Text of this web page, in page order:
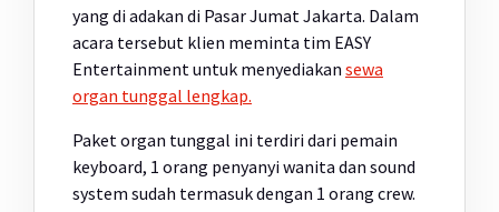
yang di adakan di Pasar Jumat Jakarta. Dalam
acara tersebut klien meminta tim EASY
Entertainment untuk menyediakan sewa
organ tunggal lengkap.
Paket organ tunggal ini terdiri dari pemain
keyboard, 1 orang penyanyi wanita dan sound
system sudah termasuk dengan 1 orang crew.